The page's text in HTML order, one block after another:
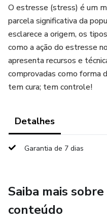
O estresse (stress) é um
parcela significativa da
esclarece a origem, os
como a ação do estresse
apresenta recursos e
comprovadas como forma
tem cura; tem controle!
Detalhes
Garantia de 7 dias
Saiba mais
conteúdo